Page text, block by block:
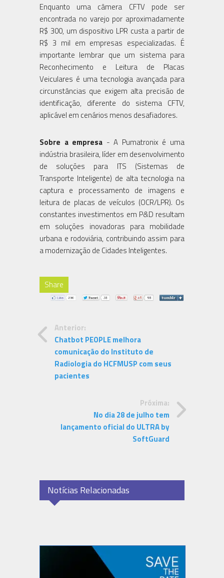
Enquanto uma câmera CFTV pode ser
encontrada no varejo por aproximadamente
R$ 300, um dispositivo LPR custa a partir de
R$ 3 mil em empresas especializadas. É
importante lembrar que um sistema para
Reconhecimento e Leitura de Placas
Veiculares é uma tecnologia avançada para
circunstâncias que exigem alta precisão de
identificação, diferente do sistema CFTV,
aplicável em cenários menos desafiadores.
Sobre a empresa - A Pumatronix é uma
indústria brasileira, líder em desenvolvimento
de soluções para ITS (Sistemas de
Transporte Inteligente) de alta tecnologia na
captura e processamento de imagens e
leitura de placas de veículos (OCR/LPR). Os
constantes investimentos em P&D resultam
em soluções inovadoras para mobilidade
urbana e rodoviária, contribuindo assim para
a modernização de Cidades Inteligentes.
Share
Anterior:
Chatbot PEOPLE melhora
comunicação do Instituto de
Radiologia do HCFMUSP com seus
pacientes
Próxima:
No dia 28 de julho tem
lançamento oficial do ULTRA by
SoftGuard
Notícias Relacionadas